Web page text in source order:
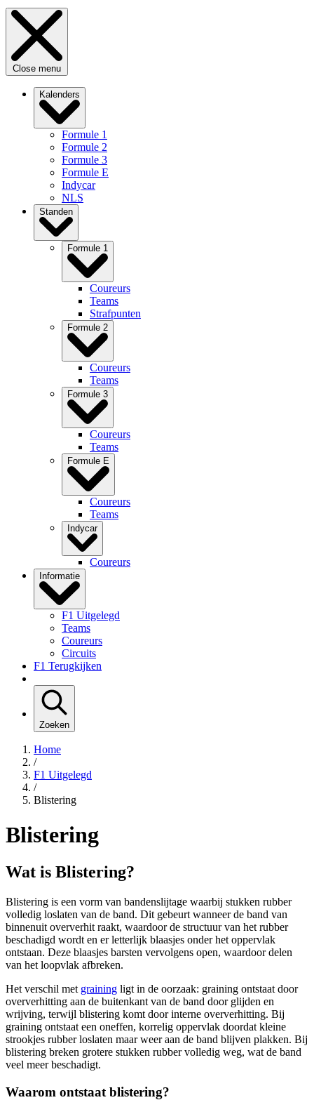
Close menu
Kalenders
Formule 1
Formule 2
Formule 3
Formule E
Indycar
NLS
Standen
Formule 1
Coureurs
Teams
Strafpunten
Formule 2
Coureurs
Teams
Formule 3
Coureurs
Teams
Formule E
Coureurs
Teams
Indycar
Coureurs
Informatie
F1 Uitgelegd
Teams
Coureurs
Circuits
F1 Terugkijken
Zoeken
Home
/
F1 Uitgelegd
/
Blistering
Blistering
Wat is Blistering?
Blistering is een vorm van bandenslijtage waarbij stukken rubber
volledig loslaten van de band. Dit gebeurt wanneer de band van
binnenuit oververhit raakt, waardoor de structuur van het rubber
beschadigd wordt en er letterlijk blaasjes onder het oppervlak
ontstaan. Deze blaasjes barsten vervolgens open, waardoor delen
van het loopvlak afbreken.
Het verschil met graining ligt in de oorzaak: graining ontstaat door
oververhitting aan de buitenkant van de band door glijden en
wrijving, terwijl blistering komt door interne oververhitting. Bij
graining ontstaat een oneffen, korrelig oppervlak doordat kleine
strookjes rubber loslaten maar weer aan de band blijven plakken. Bij
blistering breken grotere stukken rubber volledig weg, wat de band
veel meer beschadigt.
Waarom ontstaat blistering?